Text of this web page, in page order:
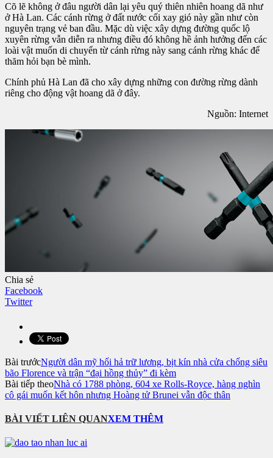
Cõ lẽ không ở đâu người dân lại yêu quý thiên nhiên hoang dã như
ở Hà Lan. Các cánh rừng ở đất nước cối xay gió này gần như còn
nguyên trạng vẻ ban đầu. Mặc dù việc xây dựng đường quốc lộ
xuyên rừng vẫn diễn ra nhưng điều đó không hề ảnh hưởng đến các
loài vật muốn di chuyển từ cánh rừng này sang cánh rừng khác để
thăm hỏi bạn bè mình.
Chính phủ Hà Lan đã cho xây dựng những con đường rừng dành
riêng cho động vật hoang dã ở đây.
Nguồn: Internet
Chia sẻ
Facebook
Twitter
Bài trướcNgười dân mỹ hối hả trữ lương, bịt kín nhà cửa chống siêu
bão Florence và trận “đại hồng thủy” đi kèm
Bài tiếp theoNhà có 1788 phòng, 604 xe Rolls-Royce, hàng nghìn
cô gái muốn kết hôn nhưng Hoàng tử Brunei vẫn độc thân
BÀI VIẾT LIÊN QUANXEM THÊM